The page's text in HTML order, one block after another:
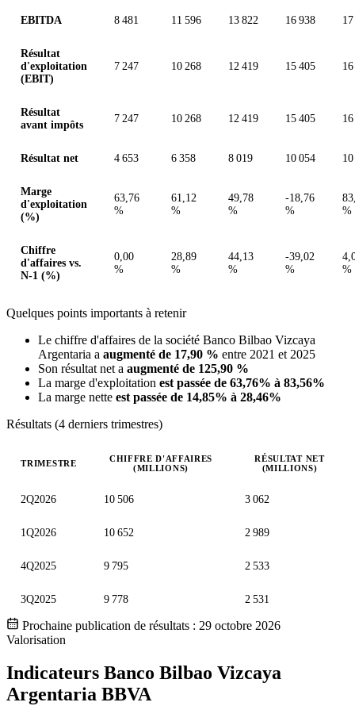
EBITDA 8 481 11 596 13 822 16 938
Résultat
d'exploitation
(EBIT)
7 247 10 268 12 419 15 405
Résultat
avant impôts
7 247 10 268 12 419 15 405
Résultat net 4 653 6 358 8 019 10 054
Marge
d'exploitation
(%)
63,76
%
61,12
%
49,78
%
-18,76
%
%
Chiffre
d'affaires vs.
N-1 (%)
0,00
%
28,89
%
44,13
%
-39,02
%
%
Quelques points importants à retenir
Le chiffre d'affaires de la société Banco Bilbao Vizcaya
Argentaria a augmenté de 17,90 % entre 2021 et 2025
Son résultat net a augmenté de 125,90 %
La marge d'exploitation est passée de 63,76% à 83,56%
La marge nette est passée de 14,85% à 28,46%
Résultats (4 derniers trimestres)
TRIMESTRE
CHIFFRE D'AFFAIRES
(MILLIONS)
RÉSULTAT NET
(MILLIONS)
2Q2026 10 506 3 062
1Q2026 10 652 2 989
4Q2025 9 795 2 533
3Q2025 9 778 2 531
Prochaine publication de résultats : 29 octobre 2026
Valorisation
Indicateurs Banco Bilbao Vizcaya
Argentaria BBVA